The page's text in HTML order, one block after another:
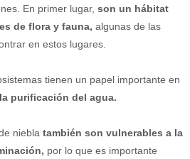
En primer lugar, son un hábitat
de flora y fauna, algunas de las
en estos lugares.
tienen un papel importante en
purificación del agua.
niebla también son vulnerables a la
por lo que es importante